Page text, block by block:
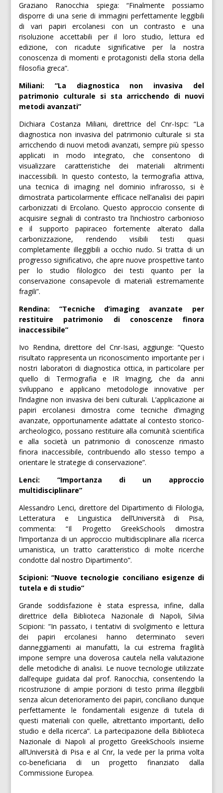
Graziano Ranocchia spiega: “Finalmente possiamo
disporre di una serie di immagini perfettamente leggibili
di vari papiri ercolanesi con un contrasto e una
risoluzione accettabili per il loro studio, lettura ed
edizione, con ricadute significative per la nostra
conoscenza di momenti e protagonisti della storia della
filosofia greca”.
Miliani: “La diagnostica non invasiva del
patrimonio culturale si sta arricchendo di nuovi
metodi avanzati”
Dichiara Costanza Miliani, direttrice del Cnr-Ispc: “La
diagnostica non invasiva del patrimonio culturale si sta
arricchendo di nuovi metodi avanzati, sempre più spesso
applicati in modo integrato, che consentono di
visualizzare caratteristiche dei materiali altrimenti
inaccessibili. In questo contesto, la termografia attiva,
una tecnica di imaging nel dominio infrarosso, si è
dimostrata particolarmente efficace nell’analisi dei papiri
carbonizzati di Ercolano. Questo approccio consente di
acquisire segnali di contrasto tra l’inchiostro carbonioso
e il supporto papiraceo fortemente alterato dalla
carbonizzazione, rendendo visibili testi quasi
completamente illeggibili a occhio nudo. Si tratta di un
progresso significativo, che apre nuove prospettive tanto
per lo studio filologico dei testi quanto per la
conservazione consapevole di materiali estremamente
fragili”.
Rendina: “Tecniche d’imaging avanzate per
restituire patrimonio di conoscenze finora
inaccessibile”
Ivo Rendina, direttore del Cnr-Isasi, aggiunge: “Questo
risultato rappresenta un riconoscimento importante per i
nostri laboratori di diagnostica ottica, in particolare per
quello di Termografia e IR Imaging, che da anni
sviluppano e applicano metodologie innovative per
l’indagine non invasiva dei beni culturali. L’applicazione ai
papiri ercolanesi dimostra come tecniche d’imaging
avanzate, opportunamente adattate al contesto storico-
archeologico, possano restituire alla comunità scientifica
e alla società un patrimonio di conoscenze rimasto
finora inaccessibile, contribuendo allo stesso tempo a
orientare le strategie di conservazione”.
Lenci: “Importanza di un approccio
multidisciplinare”
Alessandro Lenci, direttore del Dipartimento di Filologia,
Letteratura e Linguistica dell’Università di Pisa,
commenta: “Il Progetto GreekSchools dimostra
l’importanza di un approccio multidisciplinare alla ricerca
umanistica, un tratto caratteristico di molte ricerche
condotte dal nostro Dipartimento”.
Scipioni: “Nuove tecnologie conciliano esigenze di
tutela e di studio”
Grande soddisfazione è stata espressa, infine, dalla
direttrice della Biblioteca Nazionale di Napoli, Silvia
Scipioni: “In passato, i tentativi di svolgimento e lettura
dei papiri ercolanesi hanno determinato severi
danneggiamenti ai manufatti, la cui estrema fragilità
impone sempre una doverosa cautela nella valutazione
delle metodiche di analisi. Le nuove tecnologie utilizzate
dall’equipe guidata dal prof. Ranocchia, consentendo la
ricostruzione di ampie porzioni di testo prima illeggibili
senza alcun deterioramento dei papiri, conciliano dunque
perfettamente le fondamentali esigenze di tutela di
questi materiali con quelle, altrettanto importanti, dello
studio e della ricerca”. La partecipazione della Biblioteca
Nazionale di Napoli al progetto GreekSchools insieme
all’Università di Pisa e al Cnr, la vede per la prima volta
co-beneficiaria di un progetto finanziato dalla
Commissione Europea.